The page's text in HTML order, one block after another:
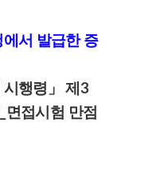
서 발급한 증
시행령」 제3
면접시험 만점